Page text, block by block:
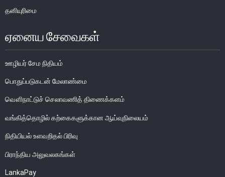
பணத்தாள்கள்
நாணயத்தாள்களும் குத்திகளும்
சுற்றோட்டத்திலுள்ள நாணயத் தாள்கள்
சுற்றோட்டத்திலுள்ள நாணயக்குத்திகள்
தனியுரிமை
ஏனைய சேவைகள்
ஊழியர் சேம நிதியம்
பொதுப்படுகடன் மேலாண்மை
வௌிநாட்டுச் செலாவணித் திணைக்களம்
வங்கித்தொழில் கற்கைகளுக்கான ஆய்வுநிலையம்
நிதியியல் உளவறிதல் பிரிவு
பிராந்திய அலுவலகங்கள்
LankaPay